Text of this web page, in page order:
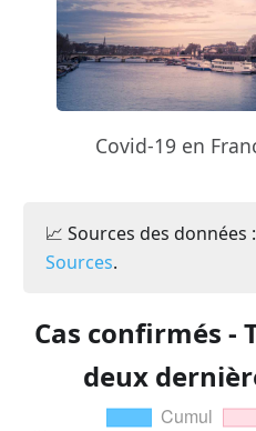
Covid-19 en
📈 Sources des données
Sources.
Cas confirmés -
deux